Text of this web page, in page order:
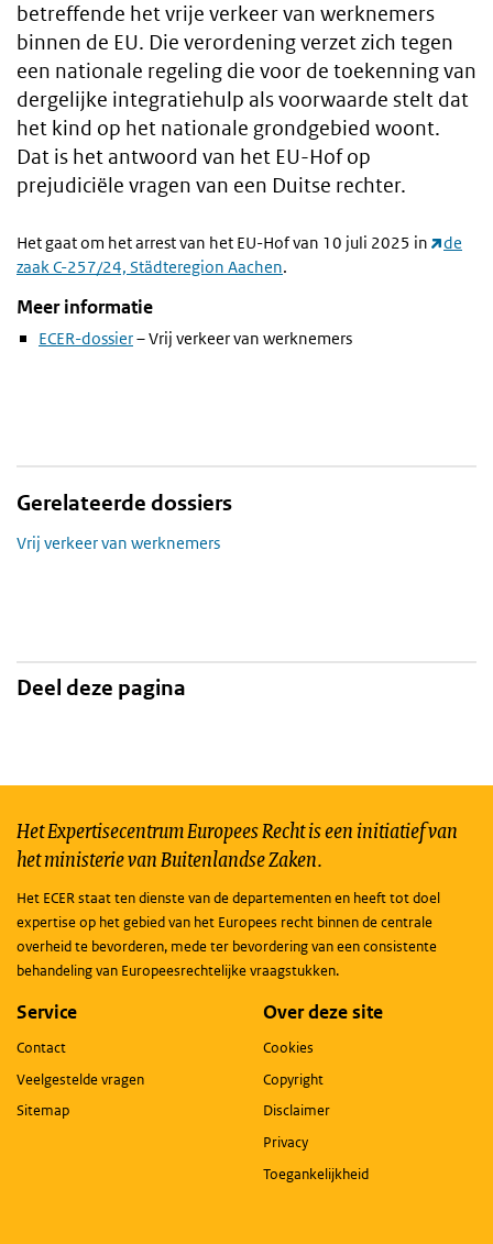
betreffende het vrije verkeer van werknemers
binnen de EU. Die verordening verzet zich tegen
een nationale regeling die voor de toekenning van
dergelijke integratiehulp als voorwaarde stelt dat
het kind op het nationale grondgebied woont.
Dat is het antwoord van het EU-Hof op
prejudiciële vragen van een Duitse rechter.
Het gaat om het arrest van het EU-Hof van 10 juli 2025 in
de
zaak C-257/24, Städteregion Aachen.
Meer informatie
ECER-dossier– Vrij verkeer van werknemers
Gerelateerde dossiers
Vrij verkeer van werknemers
Deel deze pagina
Het Expertisecentrum Europees Recht is een initiatief van
het ministerie van Buitenlandse Zaken.
Het ECER staat ten dienste van de departementen en heeft tot doel
expertise op het gebied van het Europees recht binnen de centrale
overheid te bevorderen, mede ter bevordering van een consistente
behandeling van Europeesrechtelijke vraagstukken.
Service
Contact
Veelgestelde vragen
Sitemap
Over deze site
Cookies
Copyright
Disclaimer
Privacy
Toegankelijkheid